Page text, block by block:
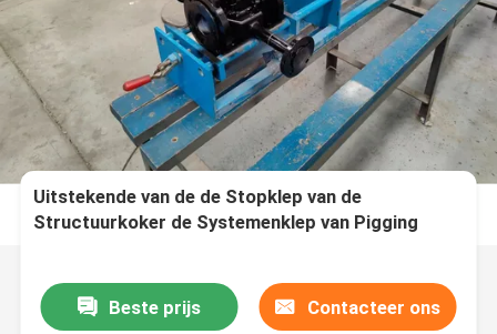
Uitstekende van de de Stopklep van de
Structuurkoker de Systemenklep van Pigging
Beste prijs Contacteer ons